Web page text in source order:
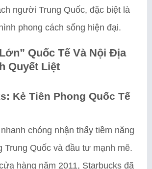
người Trung Quốc, đặc biệt là
phong cách sống hiện đại.
Quốc Tế Và Nội Địa
Quyết Liệt
Kẻ Tiên Phong Quốc Tế
chóng nhận thấy tiềm năng
Trung Quốc và đầu tư mạnh mẽ.
hàng năm 2011, Starbucks đã